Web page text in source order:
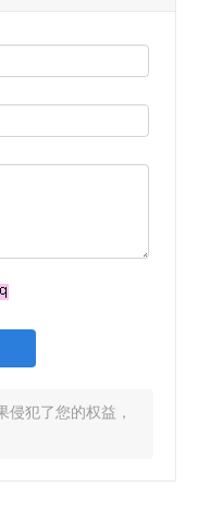
侵犯了您的权益，